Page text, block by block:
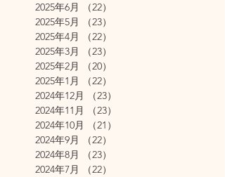
2025年6月
（22）
2025年5月
（23）
2025年4月
（22）
2025年3月
（23）
2025年2月
（20）
2025年1月
（22）
2024年12月
（23）
2024年11月
（23）
2024年10月
（21）
2024年9月
（22）
2024年8月
（23）
2024年7月
（22）